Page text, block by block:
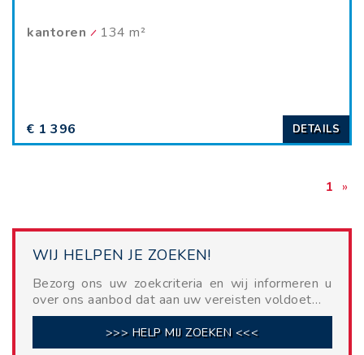
kantoren 134 m²
€ 1 396 DETAILS
1 »
WIJ HELPEN JE ZOEKEN!
Bezorg ons uw zoekcriteria en wij informeren u
over ons aanbod dat aan uw vereisten voldoet…
>>> HELP MIJ ZOEKEN <<<